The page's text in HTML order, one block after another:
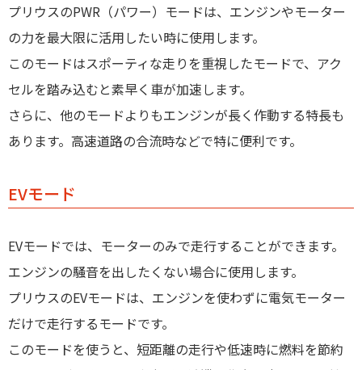
プリウスのPWR（パワー）モードは、エンジンやモーター
の力を最大限に活用したい時に使用します。
このモードはスポーティな走りを重視したモードで、アク
セルを踏み込むと素早く車が加速します。
さらに、他のモードよりもエンジンが長く作動する特長も
あります。高速道路の合流時などで特に便利です。
EVモード
EVモードでは、モーターのみで走行することができます。
エンジンの騒音を出したくない場合に使用します。
プリウスのEVモードは、エンジンを使わずに電気モーター
だけで走行するモードです。
このモードを使うと、短距離の走行や低速時に燃料を節約